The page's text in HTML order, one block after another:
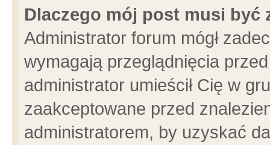
Dlaczego mój post musi być
Administrator forum mógł
wymagają przeglądnięcia
administrator umieścił Cię w
zaakceptowane przed
administratorem, by uzyskać